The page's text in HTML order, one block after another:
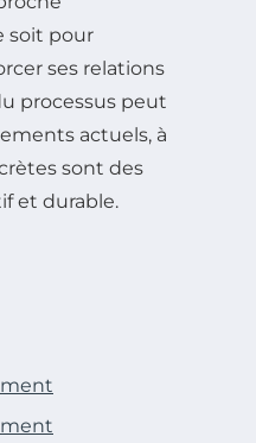
soit pour
ses relations
processus peut
actuels, à
sont des
et durable.